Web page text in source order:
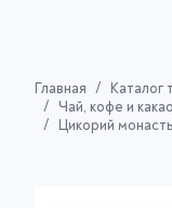
Главная Каталог
Чай, кофе и какао
Цикорий